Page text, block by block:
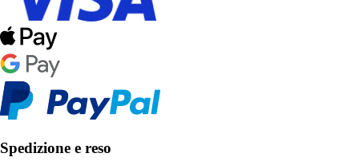
Spedizione e reso